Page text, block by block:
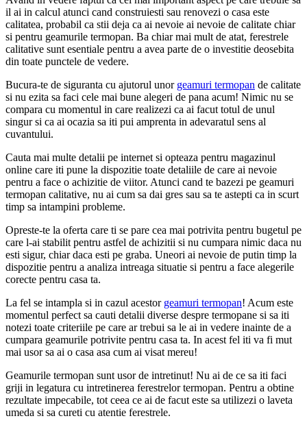
il ai in calcul atunci cand construiesti sau renovezi o casa este
calitatea, probabil ca stii deja ca ai nevoie ai nevoie de calitate chiar
si pentru geamurile termopan. Ba chiar mai mult de atat, ferestrele
calitative sunt esentiale pentru a avea parte de o investitie deosebita
din toate punctele de vedere.
Bucura-te de siguranta cu ajutorul unor geamuri termopan de calitate
si nu ezita sa faci cele mai bune alegeri de pana acum! Nimic nu se
compara cu momentul in care realizezi ca ai facut totul de unul
singur si ca ai ocazia sa iti pui amprenta in adevaratul sens al
cuvantului.
Cauta mai multe detalii pe internet si opteaza pentru magazinul
online care iti pune la dispozitie toate detaliile de care ai nevoie
pentru a face o achizitie de viitor. Atunci cand te bazezi pe geamuri
termopan calitative, nu ai cum sa dai gres sau sa te astepti ca in scurt
timp sa intampini probleme.
Opreste-te la oferta care ti se pare cea mai potrivita pentru bugetul pe
care l-ai stabilit pentru astfel de achizitii si nu cumpara nimic daca nu
esti sigur, chiar daca esti pe graba. Uneori ai nevoie de putin timp la
dispozitie pentru a analiza intreaga situatie si pentru a face alegerile
corecte pentru casa ta.
La fel se intampla si in cazul acestor geamuri termopan! Acum este
momentul perfect sa cauti detalii diverse despre termopane si sa iti
notezi toate criteriile pe care ar trebui sa le ai in vedere inainte de a
cumpara geamurile potrivite pentru casa ta. In acest fel iti va fi mut
mai usor sa ai o casa asa cum ai visat mereu!
Geamurile termopan sunt usor de intretinut! Nu ai de ce sa iti faci
griji in legatura cu intretinerea ferestrelor termopan. Pentru a obtine
rezultate impecabile, tot ceea ce ai de facut este sa utilizezi o laveta
umeda si sa cureti cu atentie ferestrele.